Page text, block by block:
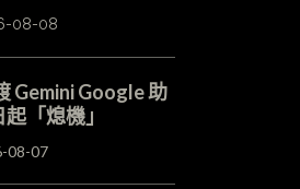
08-08
Gemini Google 助
「熄機」
08-07